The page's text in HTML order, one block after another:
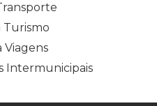
Turismo
Viagens
Intermunicipais